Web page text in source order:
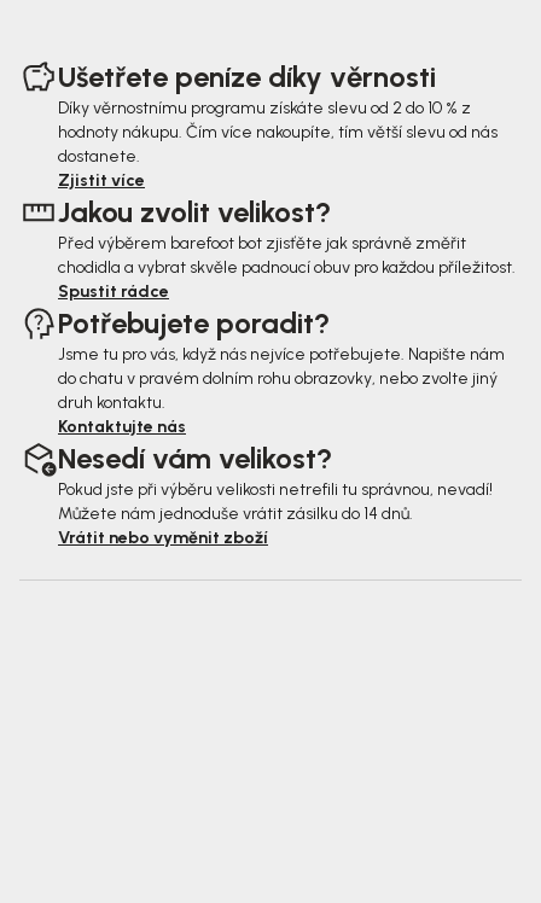
Ušetřete peníze díky věrnosti
Díky věrnostnímu programu získáte slevu od 2 do 10 % z
hodnoty nákupu. Čím více nakoupíte, tím větší slevu od nás
dostanete.
Zjistit více
Jakou zvolit velikost?
Před výběrem barefoot bot zjisťěte jak správně změřit
chodidla a vybrat skvěle padnoucí obuv pro každou příležitost.
Spustit rádce
Potřebujete poradit?
Jsme tu pro vás, když nás nejvíce potřebujete. Napište nám
do chatu v pravém dolním rohu obrazovky, nebo zvolte jiný
druh kontaktu.
Kontaktujte nás
Nesedí vám velikost?
Pokud jste při výběru velikosti netrefili tu správnou, nevadí!
Můžete nám jednoduše vrátit zásilku do 14 dnů.
Vrátit nebo vyměnit zboží